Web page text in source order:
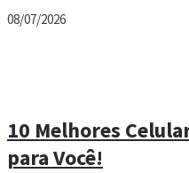
08/07/2026
10 Melhores
para Você!